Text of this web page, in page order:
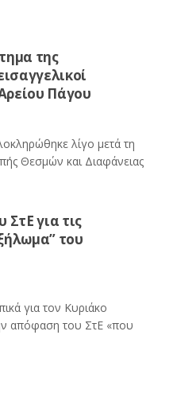
της
Πάγου
λίγο μετά τη
Θεσμών και Διαφάνειας
για τις
του
για τον Κυριάκο
απόφαση του ΣτΕ «που